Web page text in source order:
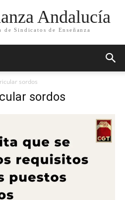
Andalucía
de Sindicatos de Enseñanza
sordos
sordos